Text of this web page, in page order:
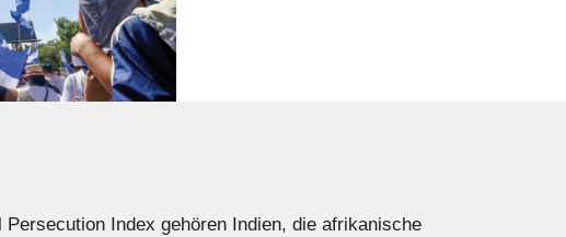
Index gehören Indien, die afrikanische